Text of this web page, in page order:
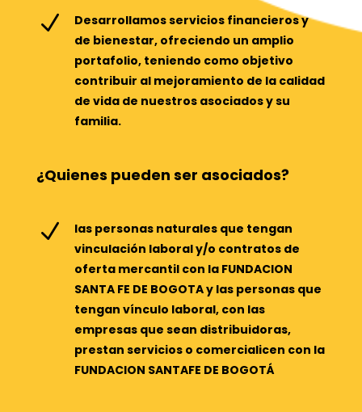
N
Desarrollamos servicios financieros y
de bienestar, ofreciendo un amplio
portafolio, teniendo como objetivo
contribuir al mejoramiento de la calidad
de vida de nuestros asociados y su
familia.
¿Quienes pueden ser asociados?
N
las personas naturales que tengan
vinculación laboral y/o contratos de
oferta mercantil con la FUNDACION
SANTA FE DE BOGOTA y las personas que
tengan vínculo laboral, con las
empresas que sean distribuidoras,
prestan servicios o comercialicen con la
FUNDACION SANTAFE DE BOGOTÁ